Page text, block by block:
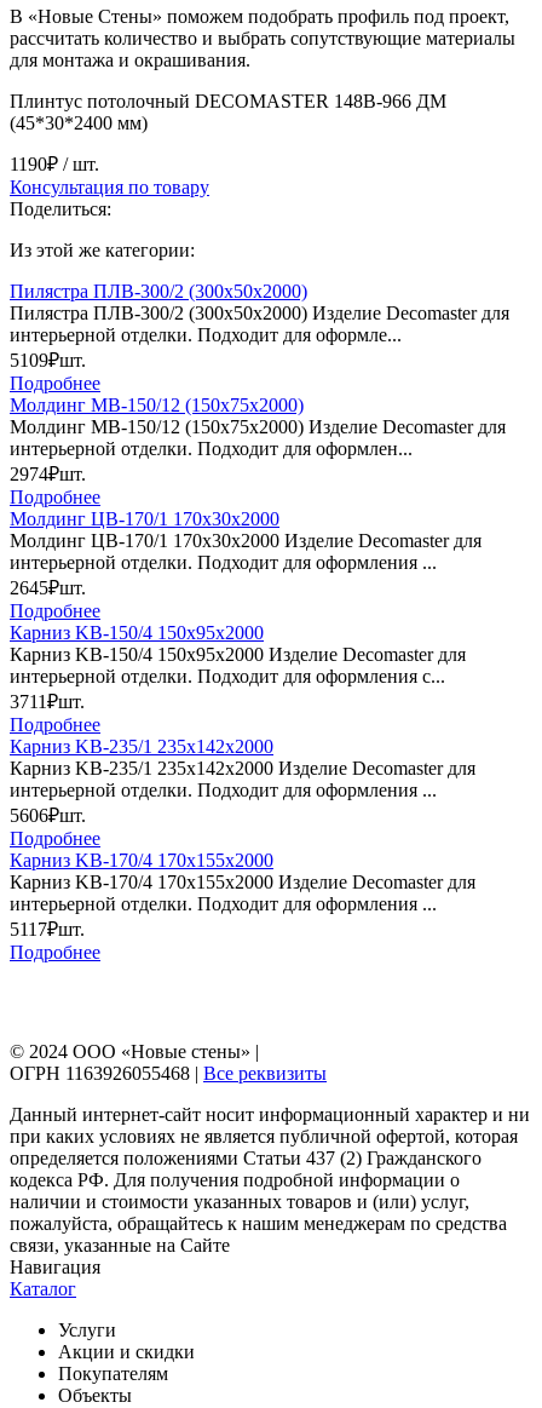
В «Новые Стены» поможем подобрать профиль под проект,
рассчитать количество и выбрать сопутствующие материалы
для монтажа и окрашивания.
Плинтус потолочный DECOMASTER 148B-966 ДМ
(45*30*2400 мм)
1190₽ / шт.
Консультация по товару
Поделиться:
Из этой же категории:
Пилястра ПЛВ-300/2 (300х50х2000)
Пилястра ПЛВ-300/2 (300х50х2000) Изделие Decomaster для
интерьерной отделки. Подходит для оформле...
5109₽шт.
Подробнее
Молдинг МВ-150/12 (150х75х2000)
Молдинг МВ-150/12 (150х75х2000) Изделие Decomaster для
интерьерной отделки. Подходит для оформлен...
2974₽шт.
Подробнее
Молдинг ЦB-170/1 170х30х2000
Молдинг ЦB-170/1 170х30х2000 Изделие Decomaster для
интерьерной отделки. Подходит для оформления ...
2645₽шт.
Подробнее
Карниз KB-150/4 150х95х2000
Карниз KB-150/4 150х95х2000 Изделие Decomaster для
интерьерной отделки. Подходит для оформления с...
3711₽шт.
Подробнее
Карниз KB-235/1 235х142х2000
Карниз KB-235/1 235х142х2000 Изделие Decomaster для
интерьерной отделки. Подходит для оформления ...
5606₽шт.
Подробнее
Карниз KB-170/4 170х155х2000
Карниз KB-170/4 170х155х2000 Изделие Decomaster для
интерьерной отделки. Подходит для оформления ...
5117₽шт.
Подробнее
© 2024 ООО «Новые стены» |
ОГРН 1163926055468 | Все реквизиты
Данный интернет-сайт носит информационный характер и ни
при каких условиях не является публичной офертой, которая
определяется положениями Статьи 437 (2) Гражданского
кодекса РФ. Для получения подробной информации о
наличии и стоимости указанных товаров и (или) услуг,
пожалуйста, обращайтесь к нашим менеджерам по средства
связи, указанные на Сайте
Навигация
Каталог
Услуги
Акции и скидки
Покупателям
Объекты